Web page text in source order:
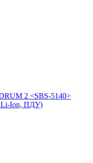
2 <SBS-5140>
Li-Ion, ПДУ)